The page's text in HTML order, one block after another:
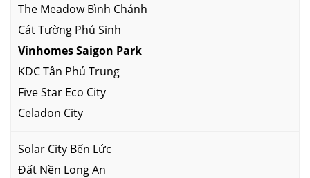
The Meadow Bình Chánh
Cát Tường Phú Sinh
Vinhomes Saigon Park
KDC Tân Phú Trung
Five Star Eco City
Celadon City
Solar City Bến Lức
Đất Nền Long An